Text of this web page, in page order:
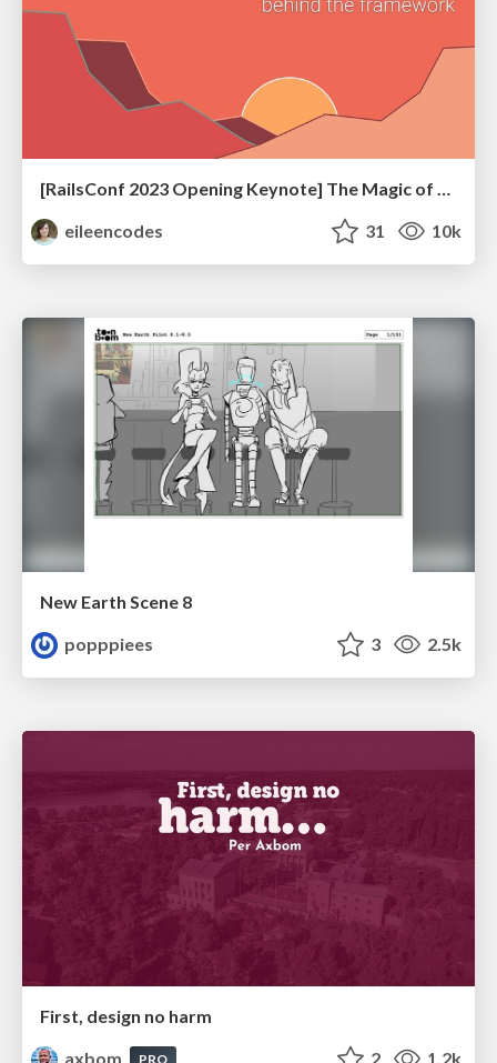
[RailsConf 2023 Opening Keynote] The Magic of Rails
eileencodes
31 10k
New Earth Scene 8
popppiees
3 2.5k
First, design no harm
axbom
PRO 2 1.2k